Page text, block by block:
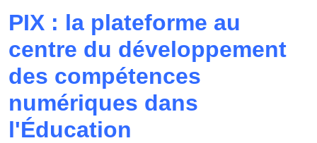
PIX : la plateforme au
centre du développement
des compétences
numériques dans
l'Éducation